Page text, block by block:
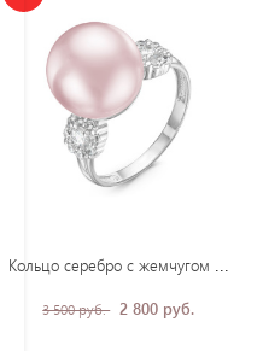
3 500 руб. 2 800 руб.